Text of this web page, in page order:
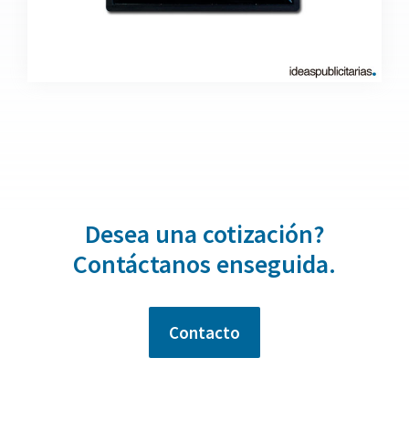
Desea una cotización?
Contáctanos enseguida.
Contacto